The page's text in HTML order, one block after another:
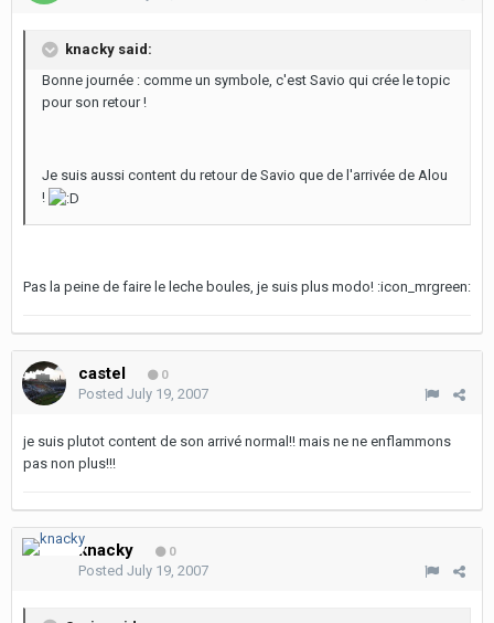
knacky said:
Bonne journée : comme un symbole, c'est Savio qui crée le topic
pour son retour !
Je suis aussi content du retour de Savio que de l'arrivée de Alou
!
Pas la peine de faire le leche boules, je suis plus modo! :icon_mrgreen:
castel 0
Posted July 19, 2007
je suis plutot content de son arrivé normal!! mais ne ne enflammons
pas non plus!!!
knacky 0
Posted July 19, 2007